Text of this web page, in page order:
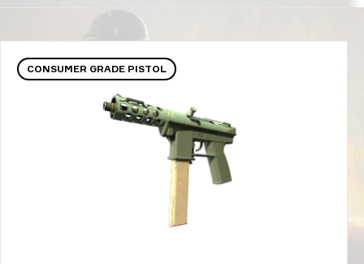
CONSUMER GRADE PISTOL